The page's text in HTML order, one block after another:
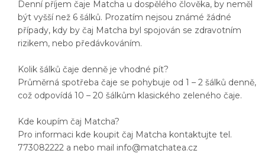
Denní příjem čaje Matcha u dospělého člověka, by neměl
být vyšší než 6 šálků. Prozatím nejsou známé žádné
případy, kdy by čaj Matcha byl spojován se zdravotním
rizikem, nebo předávkováním.
Kolik šálků čaje denně je vhodné pít?
Průměrná spotřeba čaje se pohybuje od 1 – 2 šálků denně,
což odpovídá 10 – 20 šálkům klasického zeleného čaje.
Kde koupím čaj Matcha?
Pro informaci kde koupit čaj Matcha kontaktujte tel.
773082222 a nebo mail info@matchatea.cz